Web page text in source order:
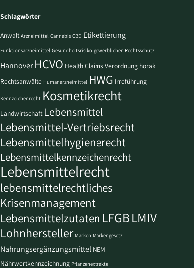
Schlagwörter
Anwalt Arzneimittel Cannabis CBD Etikettierung
Funktionsarzneimittel Gesundheitsrisiko gewerblichen Rechtsschutz
Hannover HCVO Health Claims Verordnung horak
Rechtsanwälte Humanarzneimittel HWG Irreführung
Kennzeichenrecht Kosmetikrecht
Landwirtschaft Lebensmittel
Lebensmittel-Vertriebsrecht
Lebensmittelhygienerecht
Lebensmittelkennzeichenrecht
Lebensmittelrecht
lebensmittelrechtliches
Krisenmanagement
Lebensmittelzutaten LFGBLMIV
Lohnhersteller Marken Markengesetz
Nahrungsergänzungsmittel NEM
Nährwertkennzeichnung Pflanzenextrakte